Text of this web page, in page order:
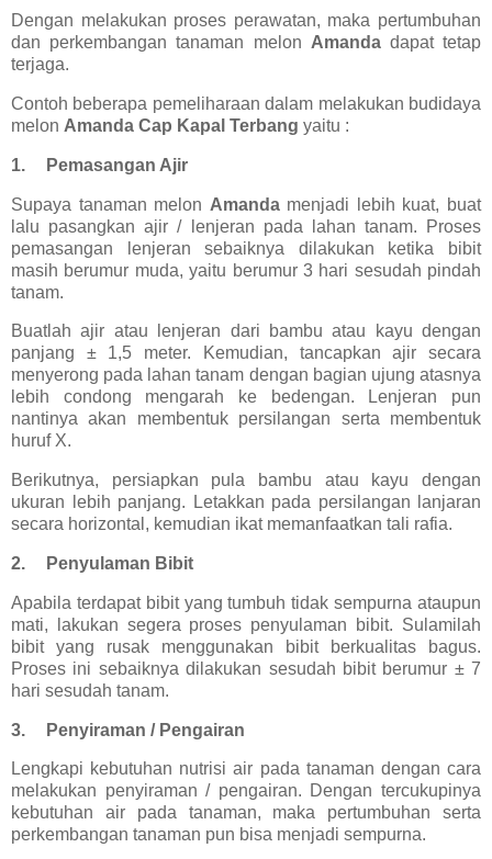
Dengan melakukan proses perawatan, maka pertumbuhan
dan perkembangan tanaman melon Amandadapat tetap
terjaga.
Contoh beberapa pemeliharaan dalam melakukan budidaya
melon Amanda Cap Kapal Terbang yaitu :
1. Pemasangan Ajir
Supaya tanaman melon Amandamenjadi lebih kuat, buat
lalu pasangkan ajir / lenjeran pada lahan tanam. Proses
pemasangan lenjeran sebaiknya dilakukan ketika bibit
masih berumur muda, yaitu berumur 3 hari sesudah pindah
tanam.
Buatlah ajir atau lenjeran dari bambu atau kayu dengan
panjang ± 1,5 meter. Kemudian, tancapkan ajir secara
menyerong pada lahan tanam dengan bagian ujung atasnya
lebih condong mengarah ke bedengan. Lenjeran pun
nantinya akan membentuk persilangan serta membentuk
huruf X.
Berikutnya, persiapkan pula bambu atau kayu dengan
ukuran lebih panjang. Letakkan pada persilangan lanjaran
secara horizontal, kemudian ikat memanfaatkan tali rafia.
2. Penyulaman Bibit
Apabila terdapat bibit yang tumbuh tidak sempurna ataupun
mati, lakukan segera proses penyulaman bibit. Sulamilah
bibit yang rusak menggunakan bibit berkualitas bagus.
Proses ini sebaiknya dilakukan sesudah bibit berumur ± 7
hari sesudah tanam.
3. Penyiraman / Pengairan
Lengkapi kebutuhan nutrisi air pada tanaman dengan cara
melakukan penyiraman / pengairan. Dengan tercukupinya
kebutuhan air pada tanaman, maka pertumbuhan serta
perkembangan tanaman pun bisa menjadi sempurna.